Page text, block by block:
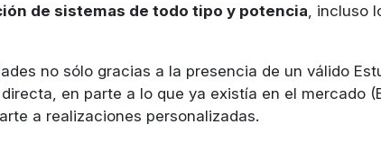
de sistemas de todo tipo y potencia , incluso
no sólo gracias a la presencia de un válido
en parte a lo que ya existía en el mercado
a realizaciones personalizadas.